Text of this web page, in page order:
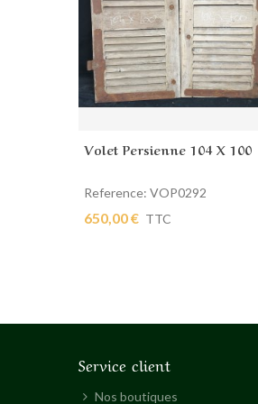
Ajouter au panier
Volet Persienne 104 X 100
Reference: VOP0292
650,00 € TTC
Service client
Nos boutiques